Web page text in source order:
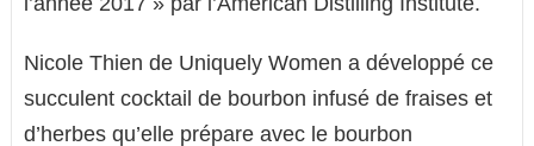
Nicole Thien de Uniquely Women a développé ce
succulent cocktail de bourbon infusé de fraises et
d’herbes qu’elle prépare avec le bourbon